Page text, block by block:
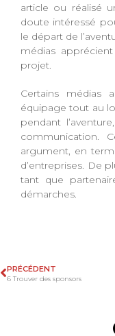
article ou réalisé
doute intéressé
le départ de
médias
projet.
Certains médias
équipage tout au
pendant
communication.
argument, en
d’entreprises. De
tant que
démarches.
PRÉCÉDENT
6 Trouver des sponsors